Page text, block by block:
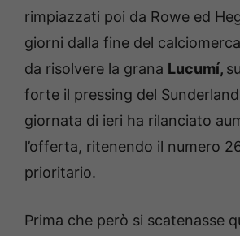
rimpiazzati poi da Rowe ed
giorni dalla fine del
da risolvere la grana Lucumí,
forte il pressing del
giornata di ieri ha rilanciato
l’offerta, ritenendo il numero
prioritario.
Prima che però si scatenasse